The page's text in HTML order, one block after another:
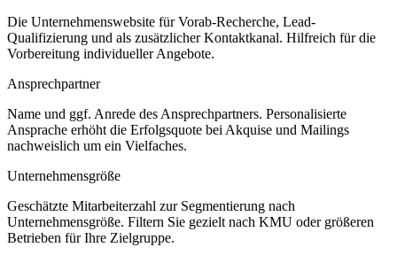
Die Unternehmenswebsite für Vorab-Recherche, Lead-
Qualifizierung und als zusätzlicher Kontaktkanal. Hilfreich für die
Vorbereitung individueller Angebote.
Ansprechpartner
Name und ggf. Anrede des Ansprechpartners. Personalisierte
Ansprache erhöht die Erfolgsquote bei Akquise und Mailings
nachweislich um ein Vielfaches.
Unternehmensgröße
Geschätzte Mitarbeiterzahl zur Segmentierung nach
Unternehmensgröße. Filtern Sie gezielt nach KMU oder größeren
Betrieben für Ihre Zielgruppe.